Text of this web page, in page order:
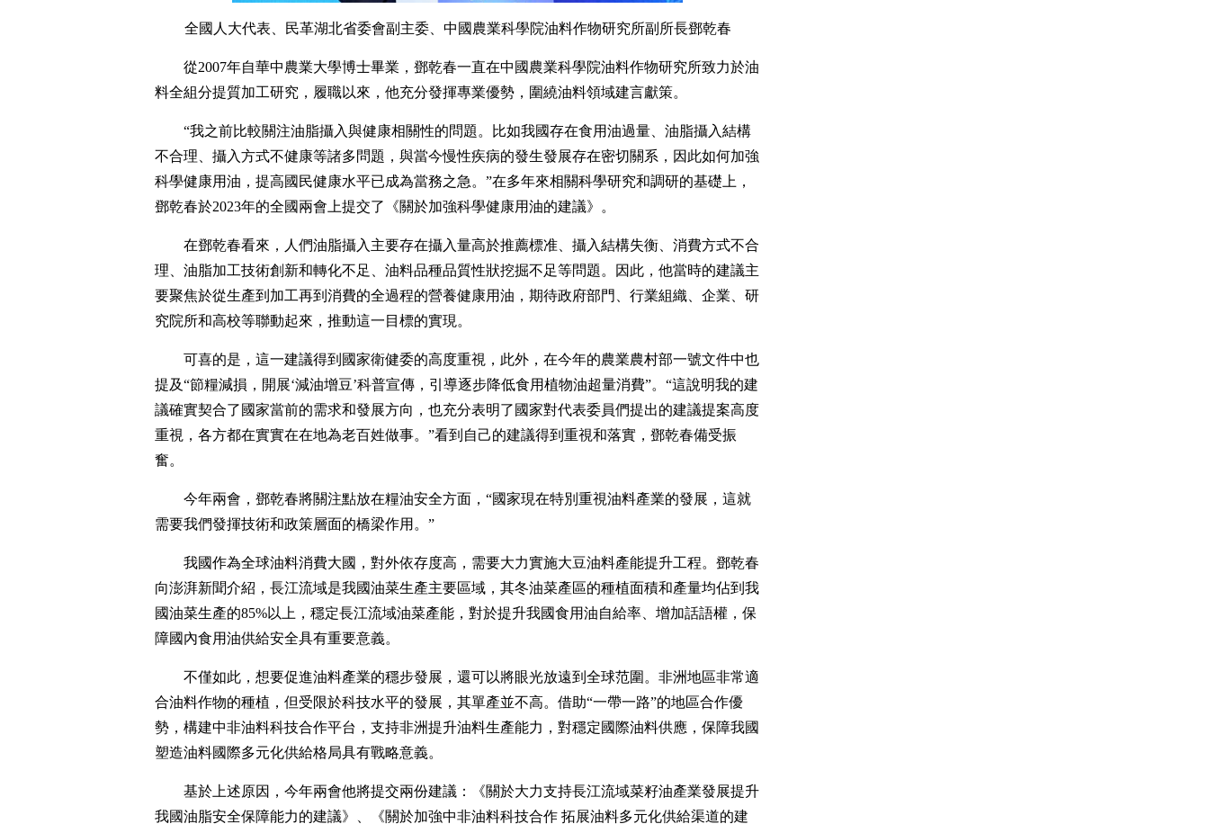
全國人大代表、民革湖北省委會副主委、中國農業科學院油料作物研究所副所長鄧乾春
從2007年自華中農業大學博士畢業，鄧乾春一直在中國農業科學院油料作物研究所致力於油
料全組分提質加工研究，履職以來，他充分發揮專業優勢，圍繞油料領域建言獻策。
“我之前比較關注油脂攝入與健康相關性的問題。比如我國存在食用油過量、油脂攝入結構
不合理、攝入方式不健康等諸多問題，與當今慢性疾病的發生發展存在密切關系，因此如何加強
科學健康用油，提高國民健康水平已成為當務之急。”在多年來相關科學研究和調研的基礎上，
鄧乾春於2023年的全國兩會上提交了《關於加強科學健康用油的建議》。
在鄧乾春看來，人們油脂攝入主要存在攝入量高於推薦標准、攝入結構失衡、消費方式不合
理、油脂加工技術創新和轉化不足、油料品種品質性狀挖掘不足等問題。因此，他當時的建議主
要聚焦於從生產到加工再到消費的全過程的營養健康用油，期待政府部門、行業組織、企業、研
究院所和高校等聯動起來，推動這一目標的實現。
可喜的是，這一建議得到國家衛健委的高度重視，此外，在今年的農業農村部一號文件中也
提及“節糧減損，開展‘減油增豆’科普宣傳，引導逐步降低食用植物油超量消費”。“這說明我的建
議確實契合了國家當前的需求和發展方向，也充分表明了國家對代表委員們提出的建議提案高度
重視，各方都在實實在在地為老百姓做事。”看到自己的建議得到重視和落實，鄧乾春備受振
奮。
今年兩會，鄧乾春將關注點放在糧油安全方面，“國家現在特別重視油料產業的發展，這就
需要我們發揮技術和政策層面的橋梁作用。”
我國作為全球油料消費大國，對外依存度高，需要大力實施大豆油料產能提升工程。鄧乾春
向澎湃新聞介紹，長江流域是我國油菜生產主要區域，其冬油菜產區的種植面積和產量均佔到我
國油菜生產的85%以上，穩定長江流域油菜產能，對於提升我國食用油自給率、增加話語權，保
障國內食用油供給安全具有重要意義。
不僅如此，想要促進油料產業的穩步發展，還可以將眼光放遠到全球范圍。非洲地區非常適
合油料作物的種植，但受限於科技水平的發展，其單產並不高。借助“一帶一路”的地區合作優
勢，構建中非油料科技合作平台，支持非洲提升油料生產能力，對穩定國際油料供應，保障我國
塑造油料國際多元化供給格局具有戰略意義。
基於上述原因，今年兩會他將提交兩份建議：《關於大力支持長江流域菜籽油產業發展提升
我國油脂安全保障能力的建議》、《關於加強中非油料科技合作 拓展油料多元化供給渠道的建